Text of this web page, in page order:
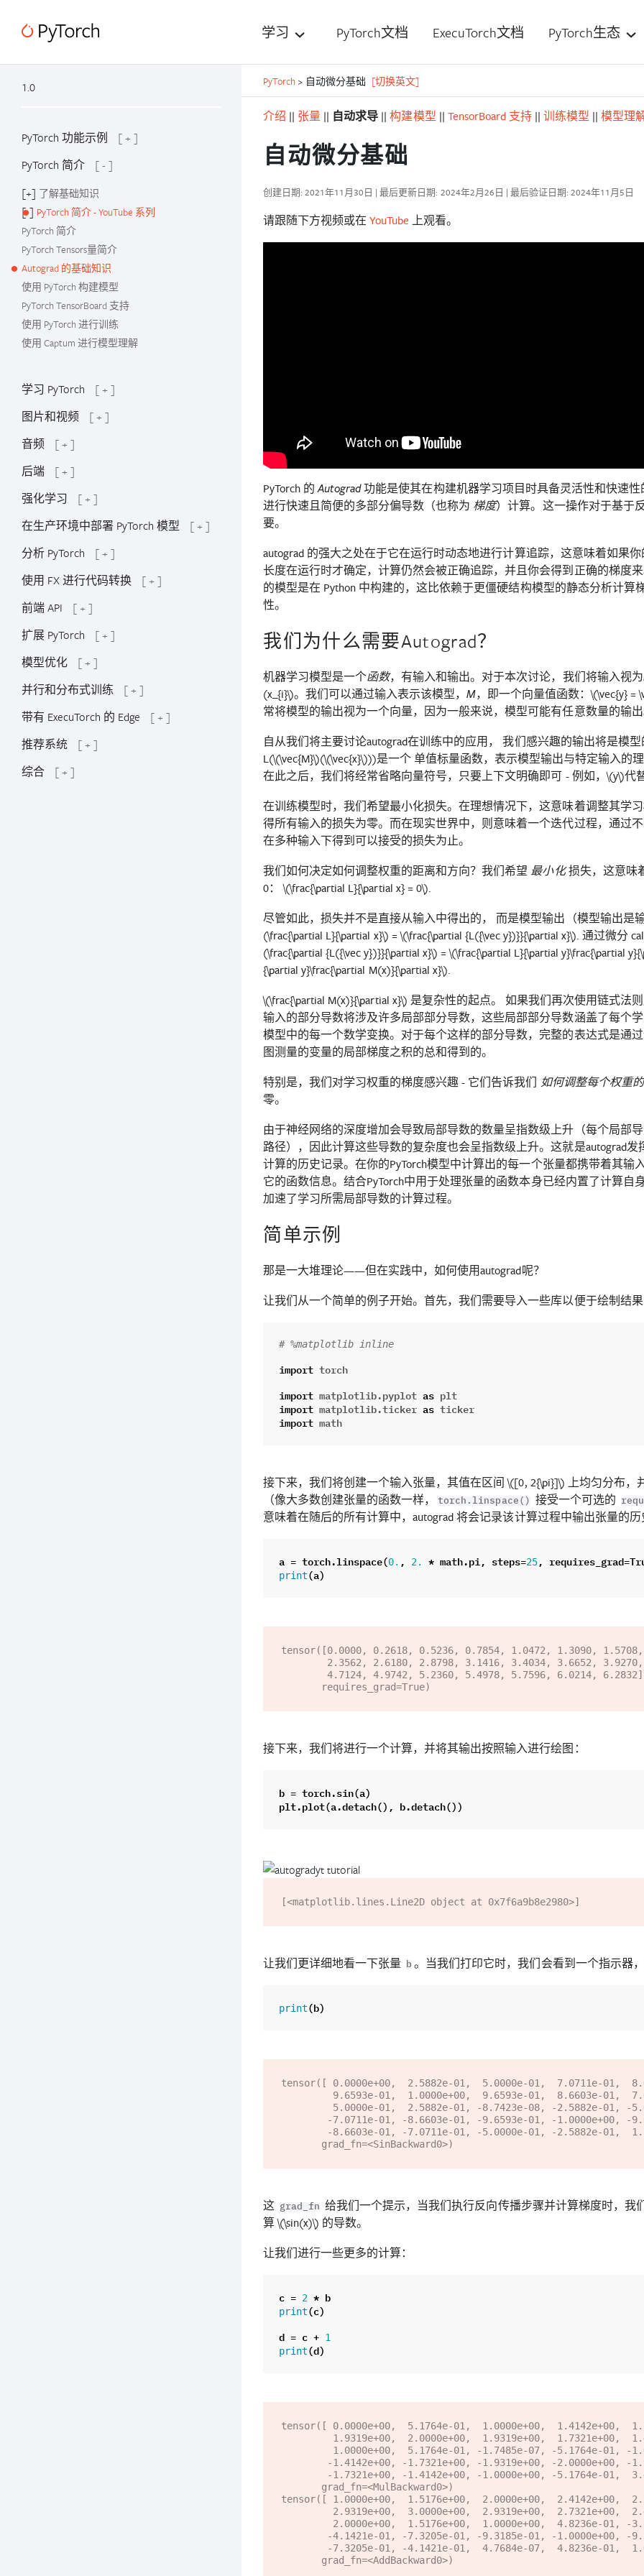
学习 PyTorch文档 ExecuTorch文档 PyTorch生态
1.0
PyTorch 功能示例
[ + ]
PyTorch 简介
[ - ]
[+] 了解基础知识
[-] PyTorch 简介 - YouTube 系列
PyTorch 简介
PyTorch Tensors量简介
Autograd 的基础知识
使用 PyTorch 构建模型
PyTorch TensorBoard 支持
使用 PyTorch 进行训练
使用 Captum 进行模型理解
学习 PyTorch
[ + ]
图片和视频
[ + ]
音频
[ + ]
后端
[ + ]
强化学习
[ + ]
在生产环境中部署 PyTorch 模型
[ + ]
分析 PyTorch
[ + ]
使用 FX 进行代码转换
[ + ]
前端 API
[ + ]
扩展 PyTorch
[ + ]
模型优化
[ + ]
并行和分布式训练
[ + ]
带有 ExecuTorch 的 Edge
[ + ]
推荐系统
[ + ]
综合
[ + ]
PyTorch > 自动微分基础 [切换英文]
介绍 || 张量 || 自动求导 ||构建模型 || TensorBoard 支持|| 训练模型 || 模型理
自动微分基础
创建日期: 2021年11月30日 | 最后更新日期: 2024年2月26日 | 最后验证日期: 2024年11月5日
请跟随下方视频或在YouTube 上观看。
PyTorch 的Autograd功能是使其在构建机器学习项目时具备灵活性和快速
进行快速且简便的多部分偏导数（也称为 梯度）计算。这一操作对于基于
要。
autograd 的强大之处在于它在运行时动态地进行计算追踪，这意味着如果
长度在运行时才确定，计算仍然会被正确追踪，并且你会得到正确的梯度
的模型是在 Python 中构建的，这比依赖于更僵硬结构模型的静态分析计算
性。
我们为什么需要Autograd？
机器学习模型是一个函数，有输入和输出。对于本次讨论，我们将输入视为
(x_{i}\)。我们可以通过输入表示该模型，M，即一个向量值函数：\(\vec{y} =
常将模型的输出视为一个向量，因为一般来说，模型可能有任意数量的输出
自从我们将主要讨论autograd在训练中的应用， 我们感兴趣的输出将是模
L(\(\vec{M}\)(\(\vec{x}\)))是一个 单值标量函数，表示模型输出与特定输入的
在此之后，我们将经常省略向量符号，只要上下文明确即可 - 例如，\(y\)代
在训练模型时，我们希望最小化损失。在理想情况下，这意味着调整其学
得所有输入的损失为零。而在现实世界中，则意味着一个迭代过程，通过
在多种输入下得到可以接受的损失为止。
我们如何决定如何调整权重的距离和方向？我们希望 最小化损失，这意味
0：\(\frac{\partial L}{\partial x} = 0\).
尽管如此，损失并不是直接从输入中得出的， 而是模型输出（模型输出是
(\frac{\partial L}{\partial x}\) =\(\frac{\partial {L({\vec y})}}{\partial x}\). 通过微分
(\frac{\partial {L({\vec y})}}{\partial x}\) =\(\frac{\partial L}{\partial y}\frac{\partial
{\partial y}\frac{\partial M(x)}{\partial x}\).
\(\frac{\partial M(x)}{\partial x}\) 是复杂性的起点。 如果我们再次使用链式法
输入的部分导数将涉及许多局部部分导数，这些局部部分导数涵盖了每个
模型中的每一个数学变换。对于每个这样的部分导数，完整的表达式是通
图测量的变量的局部梯度之积的总和得到的。
特别是，我们对学习权重的梯度感兴趣 - 它们告诉我们 如何调整每个权重
零。
由于神经网络的深度增加会导致局部导数的数量呈指数级上升（每个局部
路径），因此计算这些导数的复杂度也会呈指数级上升。这就是autograd
计算的历史记录。在你的PyTorch模型中计算出的每一个张量都携带着其输
它的函数信息。结合PyTorch中用于处理张量的函数本身已经内置了计算自
加速了学习所需局部导数的计算过程。
简单示例
那是一大堆理论——但在实践中，如何使用autograd呢？
让我们从一个简单的例子开始。首先，我们需要导入一些库以便于绘制结果
# %matplotlib inline
import torch
import matplotlib.pyplot as plt
import matplotlib.ticker as ticker
import math
接下来，我们将创建一个输入张量，其值在区间\([0, 2{\pi}]\) 上均匀分布，
（像大多数创建张量的函数一样，
torch.linspace() 接受一个可选的
意味着在随后的所有计算中，autograd 将会记录该计算过程中输出张量的历
a = torch.linspace(0. , 2. * math.pi , steps=25, requires_grad=
print(a)
tensor([0.0000, 0.2618, 0.5236, 0.7854, 1.0472, 1.3090,
        4.7124, 4.9742, 5.2360, 5.4978, 5.7596, 6.0214, 6.2832],
接下来，我们将进行一个计算，并将其输出按照输入进行绘图：
b = torch.sin(a)
plt.plot(a.detach(), b.detach())
让我们更详细地看一下张量 b 。当我们打印它时，我们会看到一个指示器
print(b)
tensor([ 0.0000e+00,  2.5882e-01,  5.0000e-01,  7.0711e-01,
这 grad_fn
给我们一个提示，当我们执行反向传播步骤并计算梯度时，我
算\(\sin(x)\) 的导数。
让我们进行一些更多的计算：
c = 2 * b
print(c)
d = c + 1
print(d)
tensor([ 0.0000e+00,  5.1764e-01,  1.0000e+00,  1.4142e+00,
tensor([ 1.0000e+00,  1.5176e+00,  2.0000e+00,  2.4142e+00,